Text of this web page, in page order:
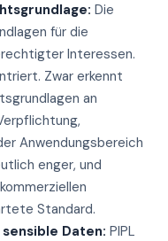
Die
für die
Interessen.
Zwar erkennt
an
Anwendungsbereich
enger, und
Standard.
Daten: PIPL